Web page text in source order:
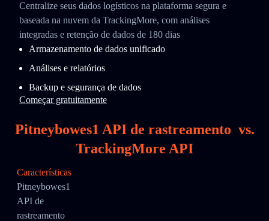
Centralize seus dados logísticos na plataforma segura e
baseada na nuvem da TrackingMore, com análises
integradas e retenção de dados de 180 dias
Armazenamento de dados unificado
Análises e relatórios
Backup e segurança de dados
Começar gratuitamente
Pitneybowes1 API de rastreamento vs.
TrackingMore API
Características
Pitneybowes1
API de
rastreamento